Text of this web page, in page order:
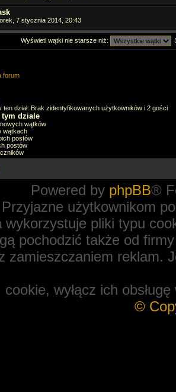
7 stycznia 2014, 20:43
Wyświetl wątki nie starsze niż:
forum
dział: Brak zidentyfikowanych użytkowników i 2 gości
tym dziale
wątków
wątkach
postów
postów
Powered by phpBB®
Przyjazne użytkownikom
wykorzystuje pliki typu
pochodzić także od
zamieszczaniem reklam.
cookie, wyłącz ich
©